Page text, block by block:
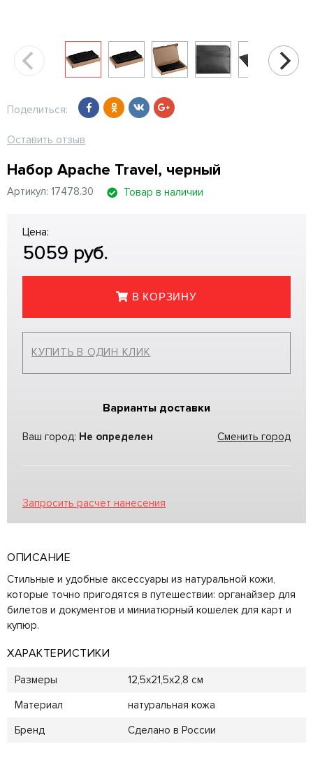
Поделиться:
Оставить отзыв
Набор Apache Travel, черный
Артикул: 17478.30 Товар в наличии
Цена:
5059 руб.
В КОРЗИНУ
КУПИТЬ В ОДИН КЛИК
Варианты доставки
Ваш город: Не определен Сменить город
Запросить расчет нанесения
ОПИСАНИЕ
Стильные и удобные аксессуары из натуральной кожи,
которые точно пригодятся в путешествии: органайзер для
билетов и документов и миниатюрный кошелек для карт и
купюр.
ХАРАКТЕРИСТИКИ
Размеры
12,5х21,5х2,8 см
Материал
натуральная кожа
Бренд
Сделано в России